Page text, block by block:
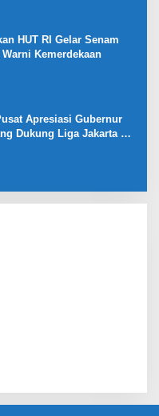
HUT RI Gelar Senam
Kemerdekaan
Apresiasi Gubernur
Dukung Liga Jakarta U-